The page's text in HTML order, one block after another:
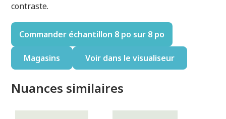
contraste.
Commander échantillon 8 po sur 8 po
Magasins Voir dans le visualiseur
Nuances similaires